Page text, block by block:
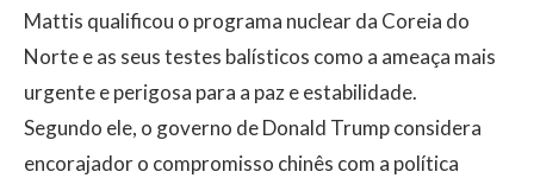
Mattis qualificou o programa nuclear da Coreia do
Norte e as seus testes balísticos como a ameaça mais
urgente e perigosa para a paz e estabilidade.
Segundo ele, o governo de Donald Trump considera
encorajador o compromisso chinês com a política